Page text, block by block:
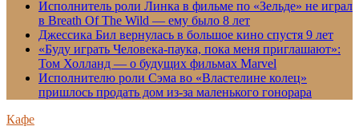
Исполнитель роли Линка в фильме по «Зельде» не играл
в Breath Of The Wild — ему было 8 лет
Джессика Бил вернулась в большое кино спустя 9 лет
«Буду играть Человека-паука, пока меня приглашают»:
Том Холланд — о будущих фильмах Marvel
Исполнителю роли Сэма во «Властелине колец»
пришлось продать дом из-за маленького гонорара
Кафе